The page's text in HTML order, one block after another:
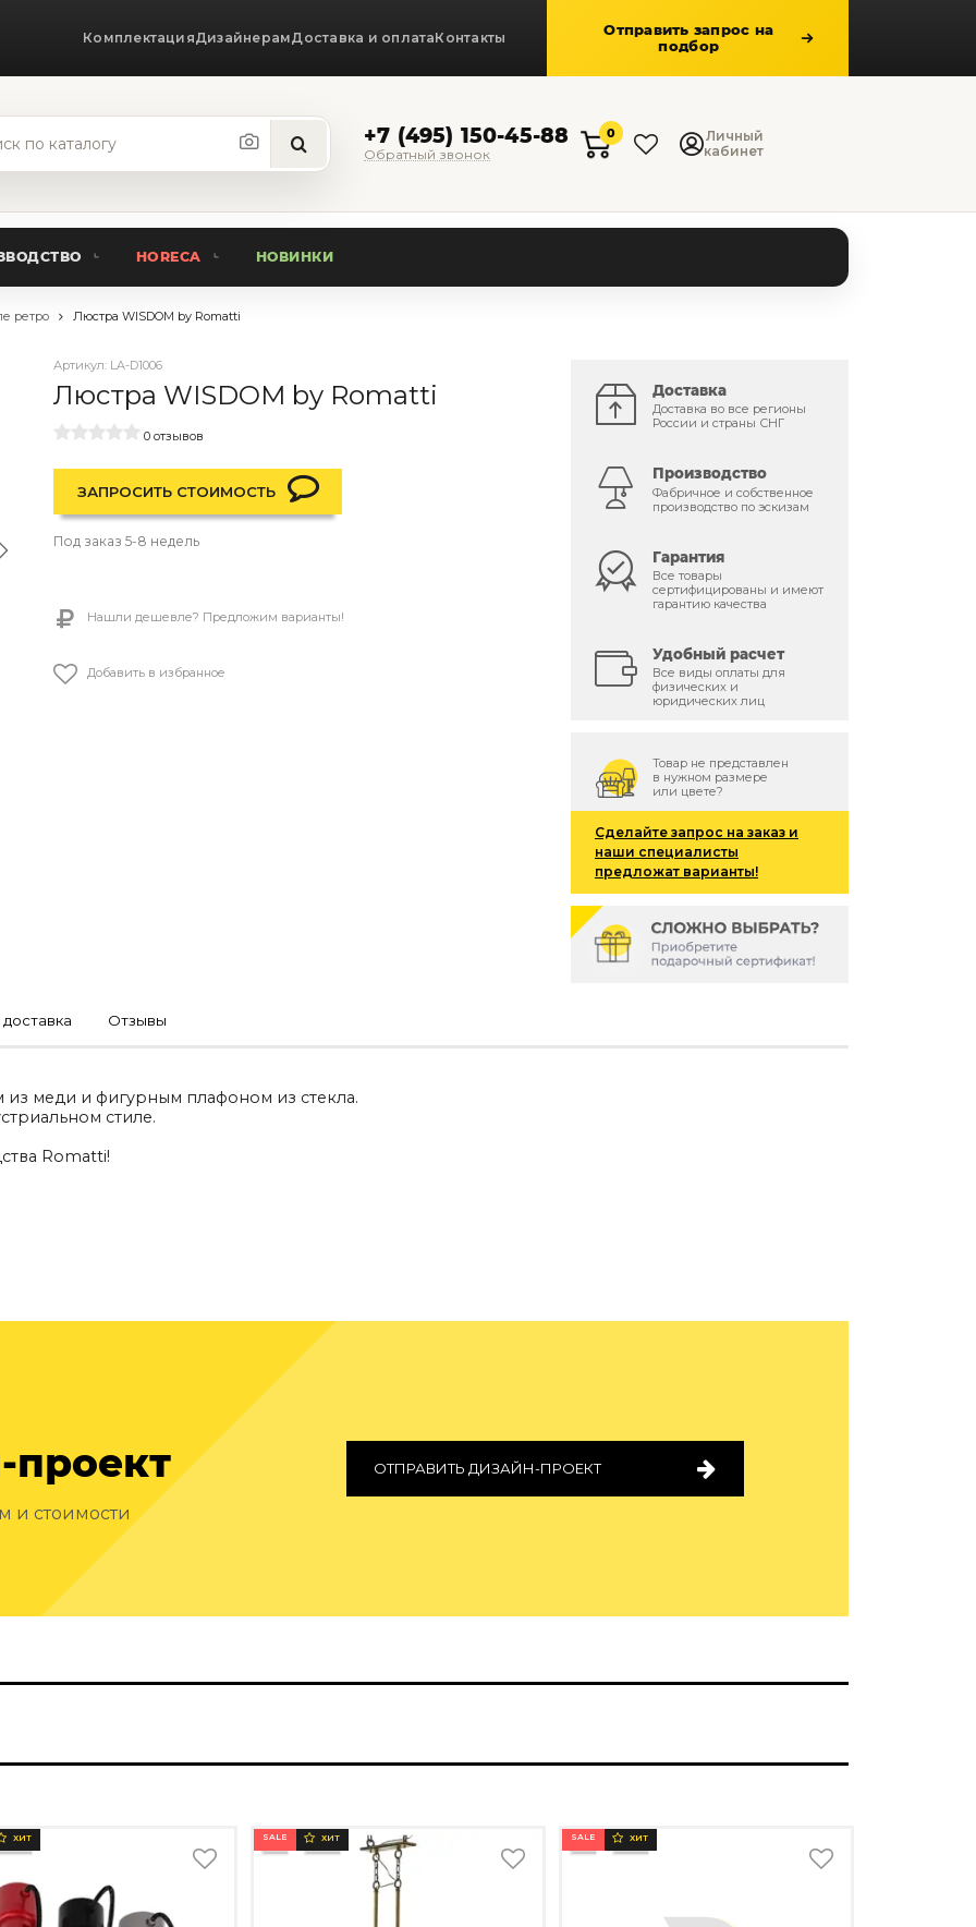
КомплектацияДизайнерамДоставка и оплатаКонтакты
Отправить запрос на
подбор
+7 (495) 150-45-88
Обратный звонок
0
Личный
кабинет
HORECA НОВИНКИ
ретро Люстра WISDOM by Romatti
Артикул: LA-D1006
Люстра WISDOM by Romatti
0 отзывов
ЗАПРОСИТЬ СТОИМОСТЬ
Под заказ 5-8 недель
Нашли дешевле? Предложим варианты!
Добавить в избранное
Доставка
Доставка во все регионы
России и страны СНГ
Производство
Фабричное и собственное
производство по эскизам
Гарантия
Все товары
сертифицированы и имеют
гарантию качества
Удобный расчет
Все виды оплаты для
физических и
юридических лиц
Товар не представлен
в нужном размере
или цвете?
Сделайте запрос на заказ и
наши специалисты
предложат варианты!
Отзывы
меди и фигурным плафоном из стекла.
стиле.
Romatti!
проект
и стоимости
ОТПРАВИТЬ ДИЗАЙН-ПРОЕКТ
ХИТ SALE ХИТ SALE ХИТ